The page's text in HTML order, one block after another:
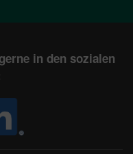
in den sozialen